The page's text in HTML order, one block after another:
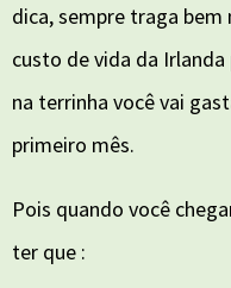
dica, sempre traga bem
custo de vida da
na terrinha você vai
primeiro mês.
Pois quando você
ter que :